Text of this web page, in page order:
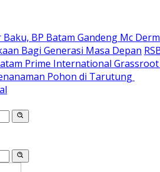
BP Batam Gandeng Mc
Bagi Generasi Masa Depan
Prime International Grassroot
Pohon di Tarutung